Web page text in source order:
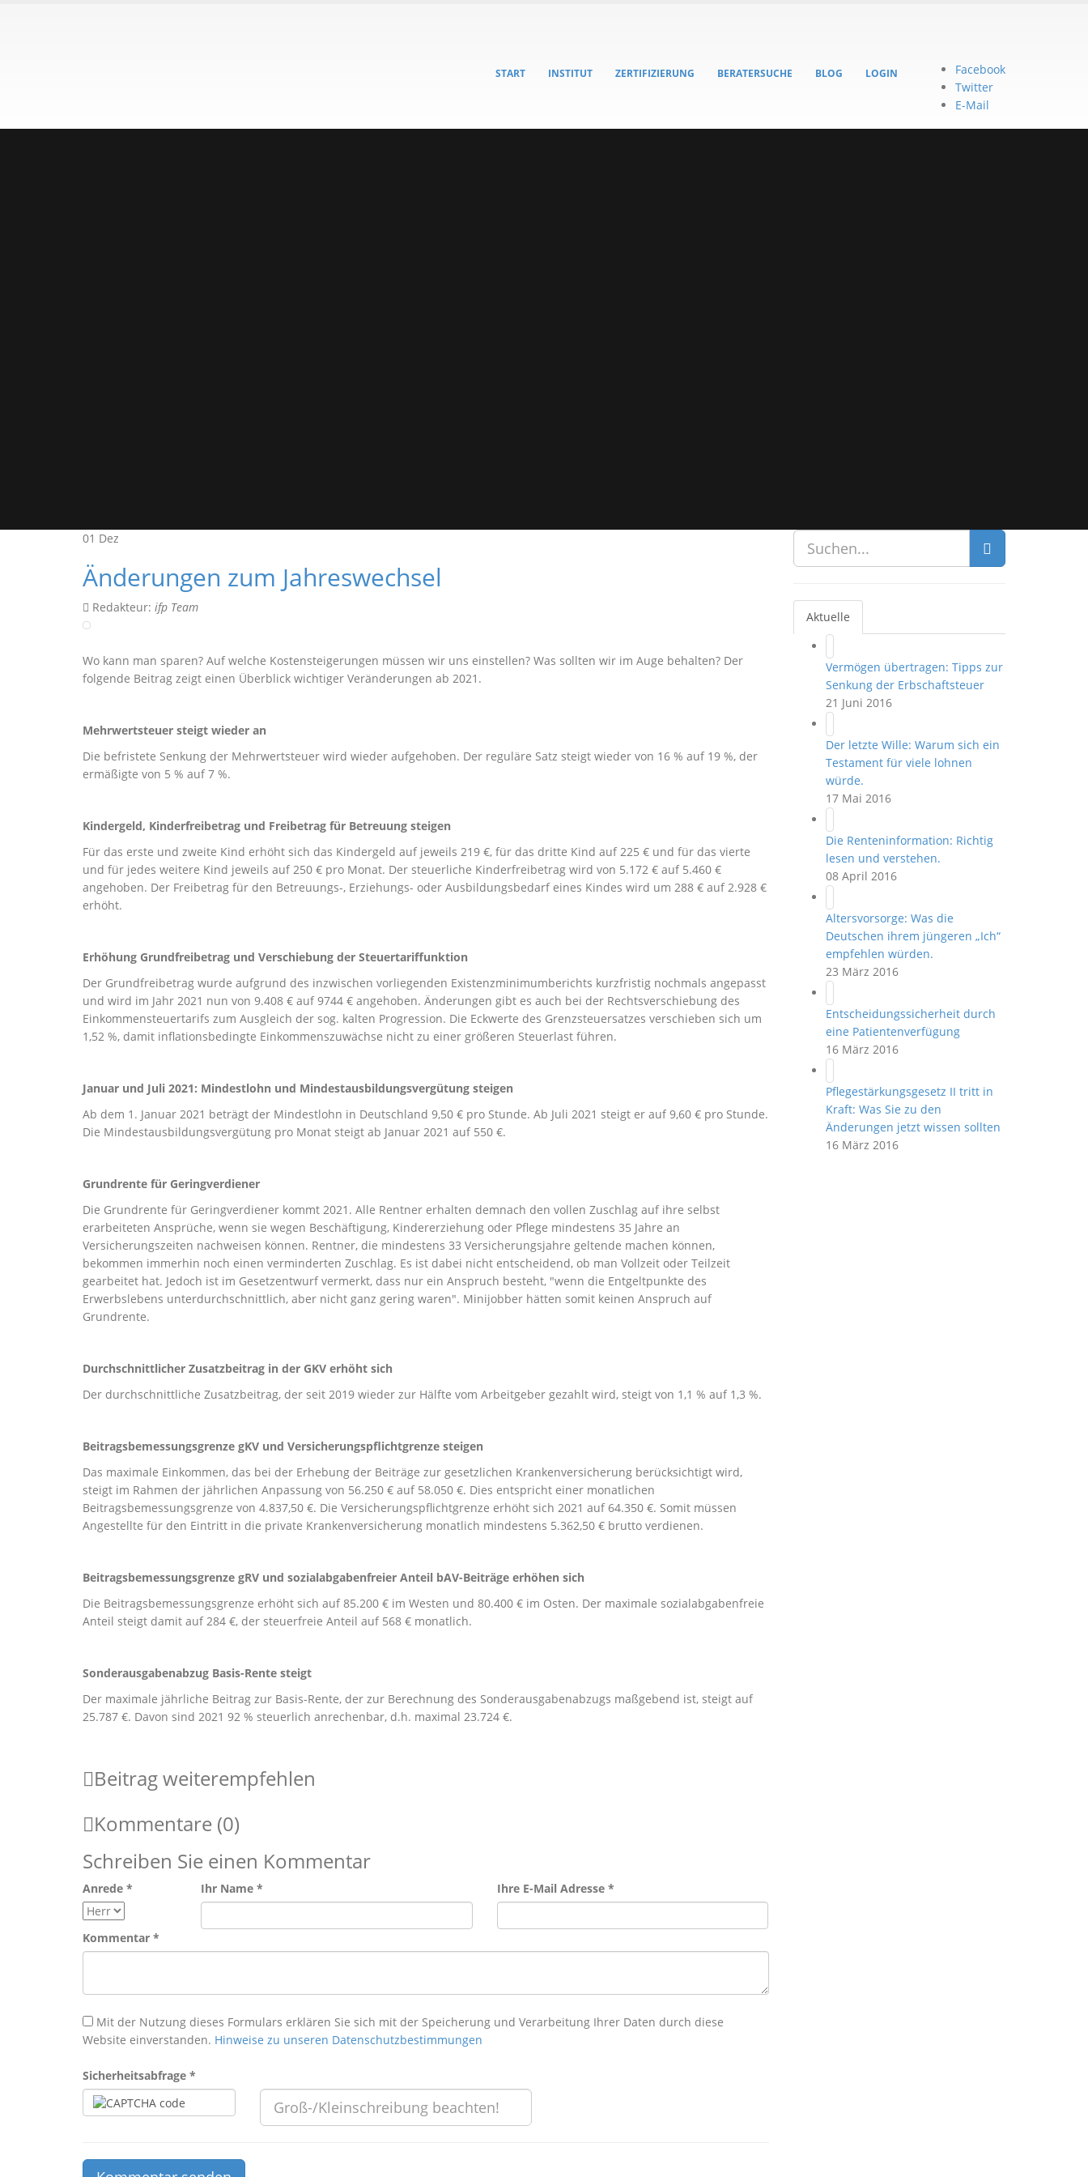
Facebook
Twitter
E-Mail
START INSTITUT ZERTIFIZIERUNG BERATERSUCHE BLOG LOGIN
01 Dez
Änderungen zum Jahreswechsel
Redakteur: ifp Team
Wo kann man sparen? Auf welche Kostensteigerungen müssen wir uns einstellen? Was sollten wir im Auge behalten? Der
folgende Beitrag zeigt einen Überblick wichtiger Veränderungen ab 2021.
Mehrwertsteuer steigt wieder an
Die befristete Senkung der Mehrwertsteuer wird wieder aufgehoben. Der reguläre Satz steigt wieder von 16 % auf 19 %, der
ermäßigte von 5 % auf 7 %.
Kindergeld, Kinderfreibetrag und Freibetrag für Betreuung steigen
Für das erste und zweite Kind erhöht sich das Kindergeld auf jeweils 219 €, für das dritte Kind auf 225 € und für das vierte
und für jedes weitere Kind jeweils auf 250 € pro Monat. Der steuerliche Kinderfreibetrag wird von 5.172 € auf 5.460 €
angehoben. Der Freibetrag für den Betreuungs-, Erziehungs- oder Ausbildungsbedarf eines Kindes wird um 288 € auf 2.928 €
erhöht.
Erhöhung Grundfreibetrag und Verschiebung der Steuertariffunktion
Der Grundfreibetrag wurde aufgrund des inzwischen vorliegenden Existenzminimumberichts kurzfristig nochmals angepasst
und wird im Jahr 2021 nun von 9.408 € auf 9744 € angehoben. Änderungen gibt es auch bei der Rechtsverschiebung des
Einkommensteuertarifs zum Ausgleich der sog. kalten Progression. Die Eckwerte des Grenzsteuersatzes verschieben sich um
1,52 %, damit inflationsbedingte Einkommenszuwächse nicht zu einer größeren Steuerlast führen.
Januar und Juli 2021: Mindestlohn und Mindestausbildungsvergütung steigen
Ab dem 1. Januar 2021 beträgt der Mindestlohn in Deutschland 9,50 € pro Stunde. Ab Juli 2021 steigt er auf 9,60 € pro Stunde.
Die Mindestausbildungsvergütung pro Monat steigt ab Januar 2021 auf 550 €.
Grundrente für Geringverdiener
Die Grundrente für Geringverdiener kommt 2021. Alle Rentner erhalten demnach den vollen Zuschlag auf ihre selbst
erarbeiteten Ansprüche, wenn sie wegen Beschäftigung, Kindererziehung oder Pflege mindestens 35 Jahre an
Versicherungszeiten nachweisen können. Rentner, die mindestens 33 Versicherungsjahre geltende machen können,
bekommen immerhin noch einen verminderten Zuschlag. Es ist dabei nicht entscheidend, ob man Vollzeit oder Teilzeit
gearbeitet hat. Jedoch ist im Gesetzentwurf vermerkt, dass nur ein Anspruch besteht, "wenn die Entgeltpunkte des
Erwerbslebens unterdurchschnittlich, aber nicht ganz gering waren". Minijobber hätten somit keinen Anspruch auf
Grundrente.
Durchschnittlicher Zusatzbeitrag in der GKV erhöht sich
Der durchschnittliche Zusatzbeitrag, der seit 2019 wieder zur Hälfte vom Arbeitgeber gezahlt wird, steigt von 1,1 % auf 1,3 %.
Beitragsbemessungsgrenze gKV und Versicherungspflichtgrenze steigen
Das maximale Einkommen, das bei der Erhebung der Beiträge zur gesetzlichen Krankenversicherung berücksichtigt wird,
steigt im Rahmen der jährlichen Anpassung von 56.250 € auf 58.050 €. Dies entspricht einer monatlichen
Beitragsbemessungsgrenze von 4.837,50 €. Die Versicherungspflichtgrenze erhöht sich 2021 auf 64.350 €. Somit müssen
Angestellte für den Eintritt in die private Krankenversicherung monatlich mindestens 5.362,50 € brutto verdienen.
Beitragsbemessungsgrenze gRV und sozialabgabenfreier Anteil bAV-Beiträge erhöhen sich
Die Beitragsbemessungsgrenze erhöht sich auf 85.200 € im Westen und 80.400 € im Osten. Der maximale sozialabgabenfreie
Anteil steigt damit auf 284 €, der steuerfreie Anteil auf 568 € monatlich.
Sonderausgabenabzug Basis-Rente steigt
Der maximale jährliche Beitrag zur Basis-Rente, der zur Berechnung des Sonderausgabenabzugs maßgebend ist, steigt auf
25.787 €. Davon sind 2021 92 % steuerlich anrechenbar, d.h. maximal 23.724 €.
Beitrag weiterempfehlen
Kommentare (0)
Schreiben Sie einen Kommentar
Anrede * Ihr Name * Ihre E-Mail Adresse *
Kommentar *
Mit der Nutzung dieses Formulars erklären Sie sich mit der Speicherung und Verarbeitung Ihrer Daten durch diese
Website einverstanden. Hinweise zu unseren Datenschutzbestimmungen
Sicherheitsabfrage *
Aktuelle
Vermögen übertragen: Tipps zur
Senkung der Erbschaftsteuer
21 Juni 2016
Der letzte Wille: Warum sich ein
Testament für viele lohnen
würde.
17 Mai 2016
Die Renteninformation: Richtig
lesen und verstehen.
08 April 2016
Altersvorsorge: Was die
Deutschen ihrem jüngeren „Ich“
empfehlen würden.
23 März 2016
Entscheidungssicherheit durch
eine Patientenverfügung
16 März 2016
Pflegestärkungsgesetz II tritt in
Kraft: Was Sie zu den
Änderungen jetzt wissen sollten
16 März 2016